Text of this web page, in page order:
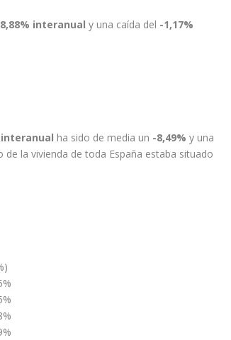
interanual y una caída del -1,17%
ha sido de media un -8,49%y una
de la vivienda de toda España estaba situado